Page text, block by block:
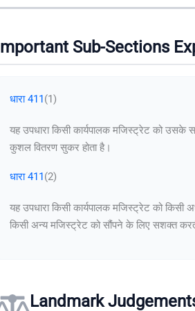
Important Sub-Sections
धारा 411(1)
यह उपधारा किसी कार्यपालक मजिस्ट्रेट को उसके
कुशल वितरण सुकर होता है।
धारा 411(2)
यह उपधारा किसी कार्यपालक मजिस्ट्रेट को
किसी अन्य मजिस्ट्रेट को सौंपने के लिए सशक्त
Landmark